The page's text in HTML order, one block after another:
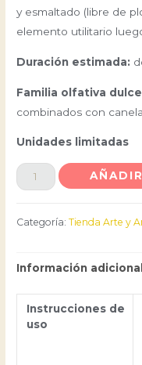
y esmaltado (libre de
elemento utilitario
Duración estimada:
Familia olfativa
combinados con canela.
Unidades limitadas
Categoría:Tienda Arte y
Información adicional
Instrucciones de
uso